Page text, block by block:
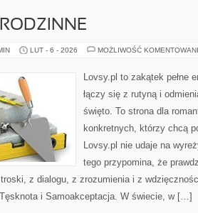
RODZINNE
LUT - 6 - 2026 MOŻLIWOŚĆ
Lovsy.pl to zakątek pełne
łączy się z rutyną i
święto. To strona dla
konkretnych, którzy chcą
Lovsy.pl nie udaje na
tego przypomina, że
z dialogu, z zrozumienia i z
i Samoakceptacja. W świecie, w […]